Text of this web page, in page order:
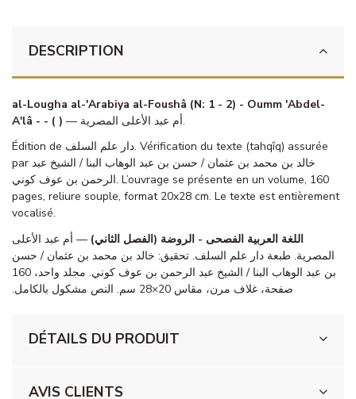
DESCRIPTION
al-Lougha al-'Arabiya al-Foushâ (N: 1 - 2) - Oumm 'Abdel-
A'lâ - - ( )
— أم عبد الأعلى المصرية.
Édition de دار علم السلف. Vérification du texte (tahqîq) assurée
par خالد بن محمد بن عثمان / حسن بن عبد الوهاب البنا / الشيخ عبد
الرحمن بن عوف كوني. L’ouvrage se présente en un volume, 160
pages, reliure souple, format 20x28 cm. Le texte est entièrement
vocalisé.
اللغة العربية الفصحى - الروضة (الفصل الثاني) — أم عبد الأعلى
المصرية. طبعة دار علم السلف. تحقيق: خالد بن محمد بن عثمان / حسن
بن عبد الوهاب البنا / الشيخ عبد الرحمن بن عوف كوني. مجلد واحد، 160
صفحة، غلاف مرن، مقاس 20×28 سم. النص مشكول بالكامل.
DÉTAILS DU PRODUIT
AVIS CLIENTS